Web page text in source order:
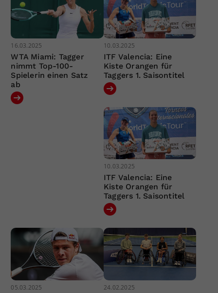
16.03.2025
WTA Miami: Tagger
nimmt Top-100-
Spielerin einen Satz
ab
10.03.2025
ITF Valencia: Eine
Kiste Orangen für
Taggers 1. Saisontitel
10.03.2025
ITF Valencia: Eine
Kiste Orangen für
Taggers 1. Saisontitel
05.03.2025 24.02.2025